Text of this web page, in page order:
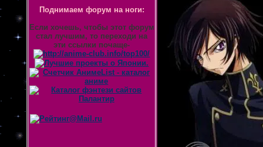
Поднимаем форум на ноги:
Если хочешь, чтобы этот форум
стал лучшим, то переходи на
эти ссылки почаще-